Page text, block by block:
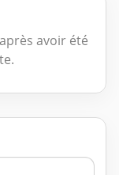
avoir été